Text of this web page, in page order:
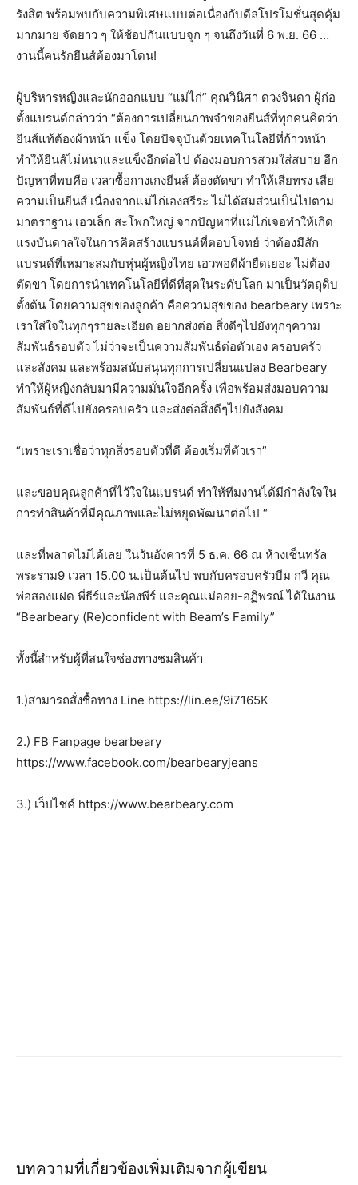
รังสิต พร้อมพบกับความพิเศษแบบต่อเนื่องกับดีลโปรโมชั่นสุดคุ้ม
มากมาย จัดยาว ๆ ให้ช้อปกันแบบจุก ๆ จนถึงวันที่ 6 พ.ย. 66 …
งานนี้คนรักยีนส์ต้องมาโดน!
ผู้บริหารหญิงและนักออกแบบ “แม่ไก่” คุณวินิศา ดวงจินดา ผู้ก่อ
ตั้งแบรนด์กล่าวว่า “ต้องการเปลี่ยนภาพจำของยีนส์ที่ทุกคนคิดว่า
ยีนส์แท้ต้องผ้าหน้า แข็ง โดยปัจจุบันด้วยเทคโนโลยีที่ก้าวหน้า
ทำให้ยีนส์ไม่หนาและแข็งอีกต่อไป ต้องมอบการสวมใส่สบาย อีก
ปัญหาที่พบคือ เวลาซื้อกางเกงยีนส์ ต้องตัดขา ทำให้เสียทรง เสีย
ความเป็นยีนส์ เนื่องจากแม่ไก่เองสรีระ ไม่ได้สมส่วนเป็นไปตาม
มาตราฐาน เอวเล็ก สะโพกใหญ่ จากปัญหาที่แม่ไก่เจอทำให้เกิด
แรงบันดาลใจในการคิดสร้างแบรนด์ที่ตอบโจทย์ ว่าต้องมีสัก
แบรนด์ที่เหมาะสมกับหุ่นผู้หญิงไทย เอวพอดีผ้ายืดเยอะ ไม่ต้อง
ตัดขา โดยการนำเทคโนโลยีที่ดีที่สุดในระดับโลก มาเป็นวัตถุดิบ
ตั้งต้น โดยความสุขของลูกค้า คือความสุขของ bearbeary เพราะ
เราใส่ใจในทุกๆรายละเอียด อยากส่งต่อ สิ่งดีๆไปยังทุกๆความ
สัมพันธ์รอบตัว ไม่ว่าจะเป็นความสัมพันธ์ต่อตัวเอง ครอบครัว
และสังคม และพร้อมสนับสนุนทุกการเปลี่ยนแปลง Bearbeary
ทําให้ผู้หญิงกลับมามีความมั่นใจอีกครั้ง เพื่อพร้อมส่งมอบความ
สัมพันธ์ที่ดีไปยังครอบครัว และส่งต่อสิ่งดีๆไปยังสังคม
“เพราะเราเชื่อว่าทุกสิ่งรอบตัวที่ดี ต้องเริ่มที่ตัวเรา”
และขอบคุณลูกค้าที่ไว้ใจในแบรนด์ ทำให้ทีมงานได้มีกำลังใจใน
การทำสินค้าที่มีคุณภาพและไม่หยุดพัฒนาต่อไป “
และที่พลาดไม่ได้เลย ในวันอังคารที่ 5 ธ.ค. 66 ณ ห้างเซ็นทรัล
พระราม9 เวลา 15.00 น.เป็นต้นไป พบกับครอบครัวบีม กวี คุณ
พ่อสองแฝด พี่ธีร์และน้องพีร์ และคุณแม่ออย-อฏิพรณ์ ได้ในงาน
“Bearbeary (Re)confident with Beam’s Family”
ทั้งนี้สำหรับผู้ที่สนใจช่องทางชมสินค้า
1.)สามารถสั่งซื้อทาง Line https://lin.ee/9i7165K
2.) FB Fanpage bearbeary
https://www.facebook.com/bearbearyjeans
3.) เว็ปไซค์ https://www.bearbeary.com
บทความที่เกี่ยวข้องเพิ่มเติมจากผู้เขียน